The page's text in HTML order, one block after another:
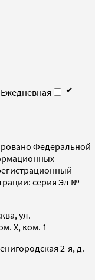
Ежедневная
Федеральной
серия Эл №
ул.
X, ком. 1
2-я, д.